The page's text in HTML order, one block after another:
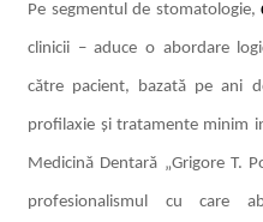
Pe segmentul de stomatologie,
clinicii – aduce o abordare
către pacient, bazată pe ani
profilaxie și tratamente minim
Medicină Dentară „Grigore T.
profesionalismul cu care